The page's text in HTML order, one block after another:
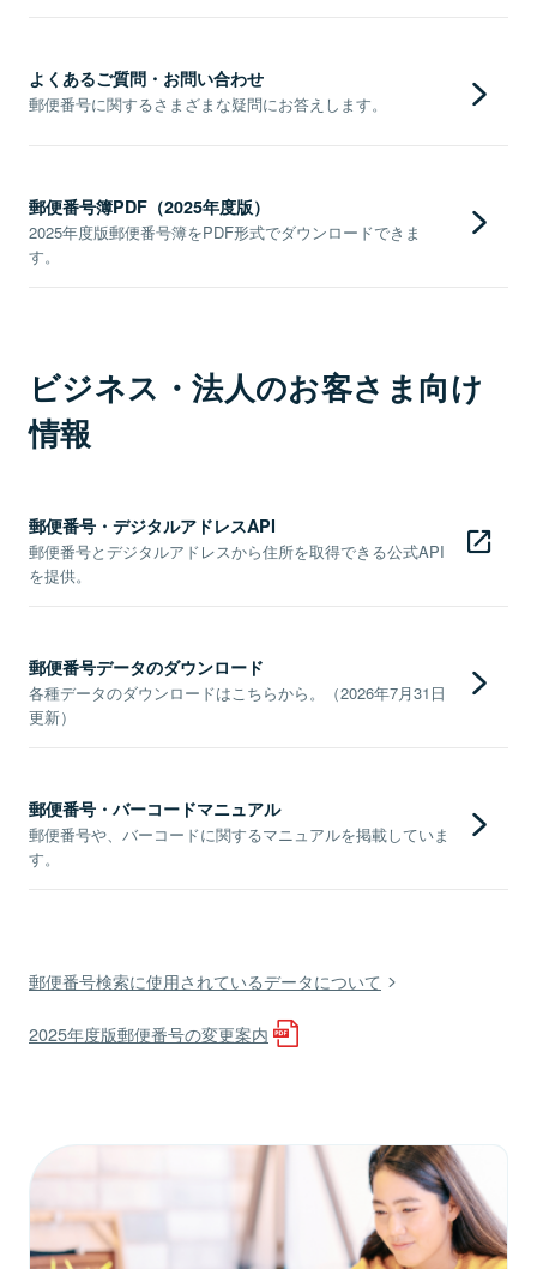
よくあるご質問・お問い合わせ
郵便番号に関するさまざまな疑問にお答えします。
郵便番号簿PDF（2025年度版）
2025年度版郵便番号簿をPDF形式でダウンロードできま
す。
ビジネス・法人のお客さま向け
情報
郵便番号・デジタルアドレスAPI
郵便番号とデジタルアドレスから住所を取得できる公式API
を提供。
郵便番号データのダウンロード
各種データのダウンロードはこちらから。（2026年7月31日
更新）
郵便番号・バーコードマニュアル
郵便番号や、バーコードに関するマニュアルを掲載していま
す。
郵便番号検索に使用されているデータについて
2025年度版郵便番号の変更案内